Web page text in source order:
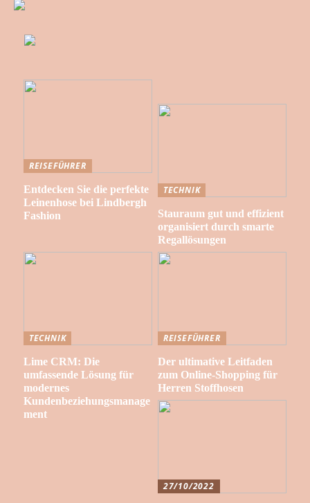
REISEFÜHRER
Entdecken Sie die perfekte
Leinenhose bei Lindbergh
Fashion
TECHNIK
Stauraum gut und effizient
organisiert durch smarte
Regallösungen
TECHNIK
Lime CRM: Die
umfassende Lösung für
modernes
Kundenbeziehungsmanage
ment
REISEFÜHRER
Der ultimative Leitfaden
zum Online-Shopping für
Herren Stoffhosen
27/10/2022